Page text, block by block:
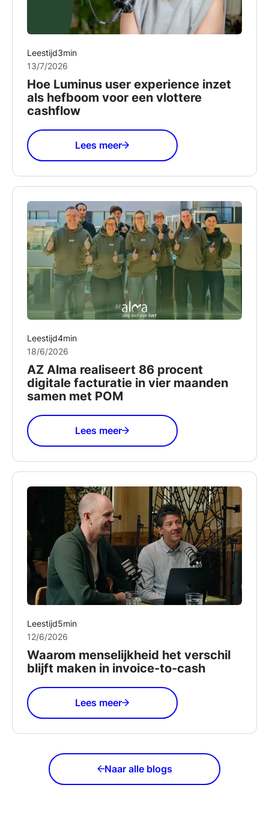
Leestijd3min
13/7/2026
Hoe Luminus user experience inzet
als hefboom voor een vlottere
cashflow
Lees meer
Leestijd4min
18/6/2026
AZ Alma realiseert 86 procent
digitale facturatie in vier maanden
samen met POM
Lees meer
Leestijd5min
12/6/2026
Waarom menselijkheid het verschil
blijft maken in invoice-to-cash
Lees meer
Naar alle blogs